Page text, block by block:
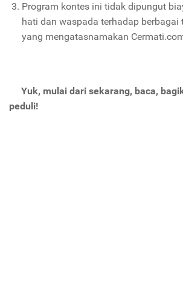
Program kontes ini tidak dipungut
hati dan waspada terhadap berbagai
yang mengatasnamakan
Yuk, mulai dari sekarang, baca,
peduli!